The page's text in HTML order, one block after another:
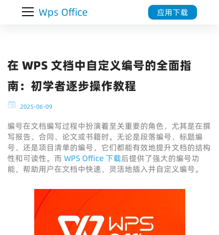
Wps Office 应用下载
在 WPS 文档中自定义编号的全面指
南：初学者逐步操作教程
2025-06-09
编号在文档编写过程中扮演着至关重要的角色，尤其是在撰
写报告、合同、论文或书籍时。无论是段落编号、标题编
号、还是项目清单的编号，它们都能有效地提升文档的结构
性和可读性。而 WPS Office 下载后提供了强大的编号功
能，帮助用户在文档中快速、灵活地插入并自定义编号。